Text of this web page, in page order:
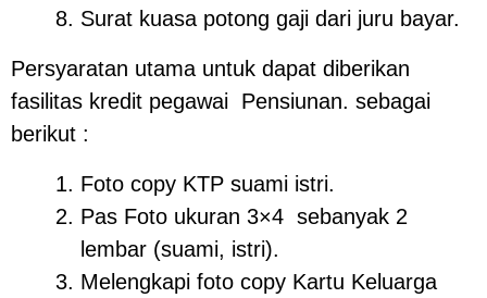
Surat kuasa potong gaji dari juru bayar.
Persyaratan utama untuk dapat diberikan
fasilitas kredit pegawai Pensiunan. sebagai
berikut :
Foto copy KTP suami istri.
Pas Foto ukuran 3×4 sebanyak 2
lembar (suami, istri).
Melengkapi foto copy Kartu Keluarga